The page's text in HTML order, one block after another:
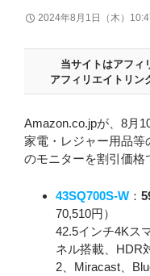
2024年8月1日（木）
当サイトはアフィ
アフィリエイトリン
Amazon.co.jpが、8月
家電・レジャー用品等
のモニターを割引価格
43SQ700S-W ：
70,510円）
42.5インチ4Kス
ネル搭載、HDR
2、Miracast、